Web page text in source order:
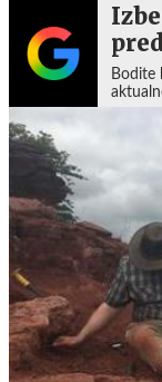
Bodite